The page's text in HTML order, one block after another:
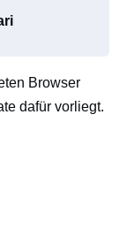
Browser
dafür vorliegt.